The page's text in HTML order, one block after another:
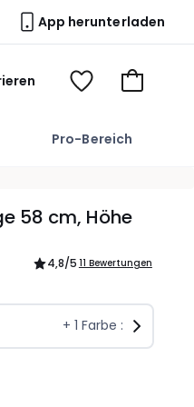
App herunterladen
Pro-Bereich
Voir
Zum
58 cm, Höhe
4,8/5 11 Bewertungen
+ 1 Farbe :